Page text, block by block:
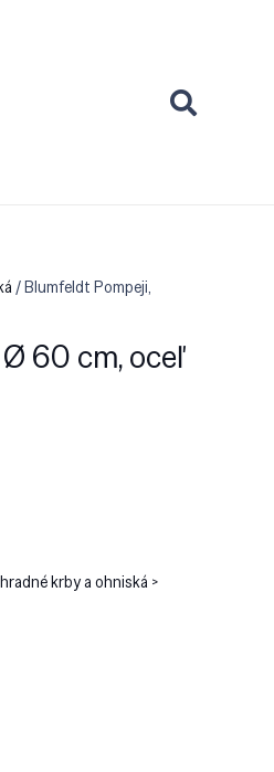
/ Blumfeldt Pompeji,
Ø 60 cm, oceľ
krby a ohniská >